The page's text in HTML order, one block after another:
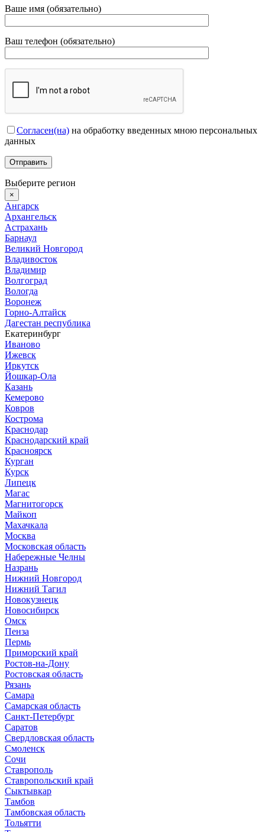
Ваше имя (обязательно)
Ваш телефон (обязательно)
Согласен(на) на обработку введенных мною персональных
данных
Выберите регион
×
Ангарск
Архангельск
Астрахань
Барнаул
Великий Новгород
Владивосток
Владимир
Волгоград
Вологда
Воронеж
Горно-Алтайск
Дагестан республика
Екатеринбург
Иваново
Ижевск
Иркутск
Йошкар-Ола
Казань
Кемерово
Ковров
Кострома
Краснодар
Краснодарский край
Красноярск
Курган
Курск
Липецк
Магас
Магнитогорск
Майкоп
Махачкала
Москва
Московская область
Набережные Челны
Назрань
Нижний Новгород
Нижний Тагил
Новокузнецк
Новосибирск
Омск
Пенза
Пермь
Приморский край
Ростов-на-Дону
Ростовская область
Рязань
Самара
Самарская область
Санкт-Петербург
Саратов
Свердловская область
Смоленск
Сочи
Ставрополь
Ставропольский край
Сыктывкар
Тамбов
Тамбовская область
Тольятти